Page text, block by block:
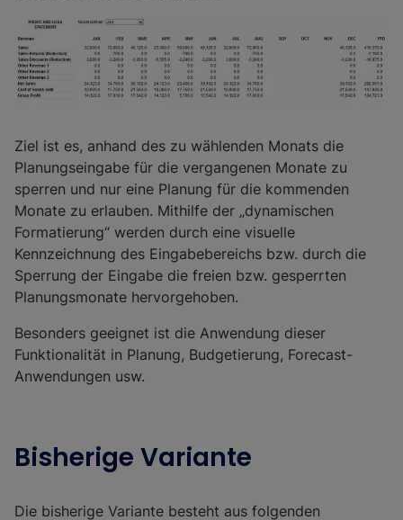
Ziel ist es, anhand des zu wählenden Monats die
Planungseingabe für die vergangenen Monate zu
sperren und nur eine Planung für die kommenden
Monate zu erlauben. Mithilfe der „dynamischen
Formatierung“ werden durch eine visuelle
Kennzeichnung des Eingabebereichs bzw. durch die
Sperrung der Eingabe die freien bzw. gesperrten
Planungsmonate hervorgehoben.
Besonders geeignet ist die Anwendung dieser
Funktionalität in Planung, Budgetierung, Forecast-
Anwendungen usw.
Bisherige Variante
Die bisherige Variante besteht aus folgenden